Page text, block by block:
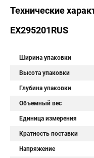
Технические
EX295201RUS
Ширина упаковки
Высота упаковки
Глубина упаковки
Объемный вес
Единица измерения
Кратность поставки
Напряжение